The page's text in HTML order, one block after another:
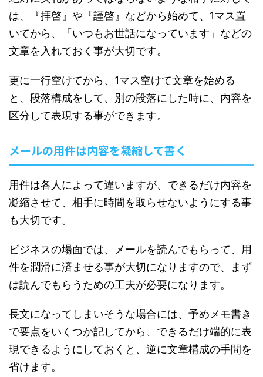
は、『拝啓』や『謹啓』などから始めて、1マス置
いてから、「いつもお世話になっています」などの
文章を入れておく事が大切です。
更に一行空けてから、1マス空けて文章を始める
と、段落構成をして、別の段落にした時に、内容を
区分して表現する事ができます。
メールの用件は内容を凝縮して書く
用件は各人によって違いますが、できるだけ内容を
凝縮させて、相手に時間を取らせないようにする事
も大切です。
ビジネスの場面では、メールを読んでもらって、用
件を潤滑に済ませる事が大切になりますので、まず
は読んでもらうための工夫が必要になります。
長文になってしまいそうな場合には、予めメモ書き
で要点をいくつか記してから、できるだけ端的に表
現できるようにしておくと、逆に文章構成の手間を
省けます。